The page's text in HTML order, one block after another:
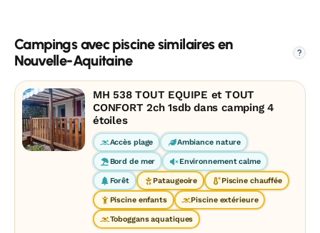
Campings avec piscine similaires en
Nouvelle-Aquitaine
?
MH 538 TOUT EQUIPE et TOUT
CONFORT 2ch 1sdb dans camping 4
étoiles
Accès plage Ambiance nature
Bord de mer Environnement calme
Forêt Pataugeoire Piscine chauffée
Piscine enfants Piscine extérieure
Toboggans aquatiques